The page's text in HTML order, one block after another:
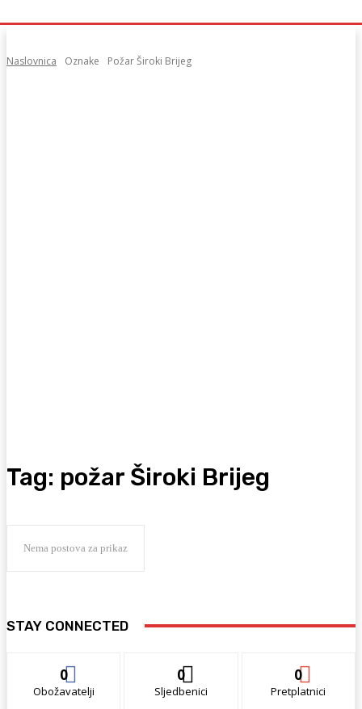
Naslovnica Oznake Požar Široki Brijeg
Tag: požar Široki Brijeg
Nema postova za prikaz
STAY CONNECTED
0
Obožavatelji
0
Sljedbenici
0
Pretplatnici